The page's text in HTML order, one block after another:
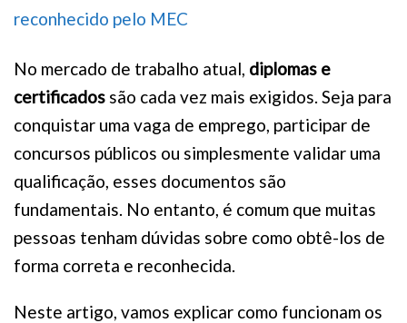
reconhecido pelo MEC
No mercado de trabalho atual, diplomas e
certificados são cada vez mais exigidos. Seja para
conquistar uma vaga de emprego, participar de
concursos públicos ou simplesmente validar uma
qualificação, esses documentos são
fundamentais. No entanto, é comum que muitas
pessoas tenham dúvidas sobre como obtê-los de
forma correta e reconhecida.
Neste artigo, vamos explicar como funcionam os